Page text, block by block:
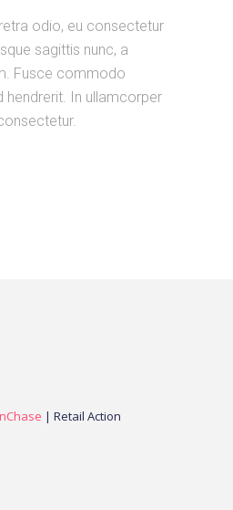
odio, eu consectetur
sagittis nunc, a
Fusce commodo
hendrerit. In ullamcorper
| Retail Action